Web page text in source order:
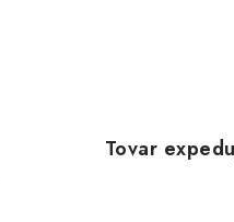
Tovar